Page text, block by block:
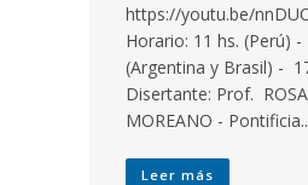
https://youtu.be/
Horario: 11 hs. (Perú)
(Argentina y Brasil) -
Disertante: Prof.
MOREANO -
Leer más